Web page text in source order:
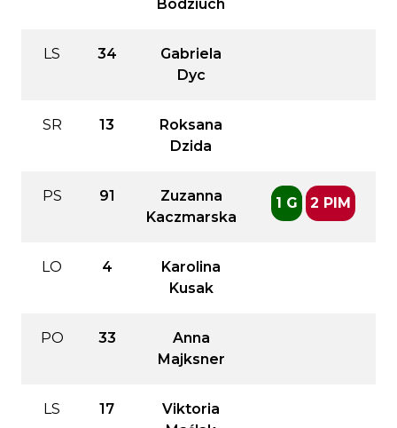
Bodziuch
LS 34
Gabriela
Dyc
SR 13
Roksana
Dzida
PS 91
Zuzanna
Kaczmarska
1 G 2 PIM
LO 4
Karolina
Kusak
PO 33
Anna
Majksner
LS 17
Viktoria